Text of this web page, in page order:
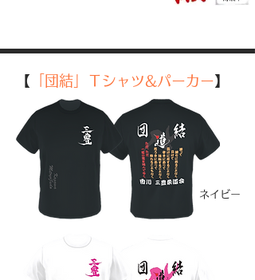
【 「団結」Ｔシャツ&パーカー】
ネイビー